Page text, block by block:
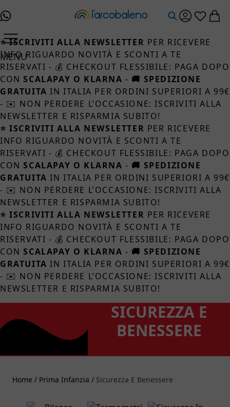
MENU
⭐ ISCRIVITI ALLA NEWSLETTER PER RICEVERE
INFO RIGUARDO NOVITÀ E SCONTI A TE
RISERVATI - 💰 CHECKOUT FLESSIBILE: PAGA DOPO
CON SCALAPAY O KLARNA - 🚚 SPEDIZIONE
GRATUITA IN ITALIA PER ORDINI SUPERIORI A 99€
- ✉️ NON PERDERE L’OCCASIONE: ISCRIVITI ALLA
NEWSLETTER E RISPARMIA SUBITO!
⭐ ISCRIVITI ALLA NEWSLETTER PER RICEVERE
INFO RIGUARDO NOVITÀ E SCONTI A TE
RISERVATI - 💰 CHECKOUT FLESSIBILE: PAGA DOPO
CON SCALAPAY O KLARNA - 🚚 SPEDIZIONE
GRATUITA IN ITALIA PER ORDINI SUPERIORI A 99€
- ✉️ NON PERDERE L’OCCASIONE: ISCRIVITI ALLA
NEWSLETTER E RISPARMIA SUBITO!
⭐ ISCRIVITI ALLA NEWSLETTER PER RICEVERE
INFO RIGUARDO NOVITÀ E SCONTI A TE
RISERVATI - 💰 CHECKOUT FLESSIBILE: PAGA DOPO
CON SCALAPAY O KLARNA - 🚚 SPEDIZIONE
GRATUITA IN ITALIA PER ORDINI SUPERIORI A 99€
- ✉️ NON PERDERE L’OCCASIONE: ISCRIVITI ALLA
NEWSLETTER E RISPARMIA SUBITO!
SICUREZZA E
BENESSERE
Home / Prima Infanzia / Sicurezza E Benessere